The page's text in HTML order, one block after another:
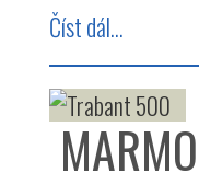
Číst dál...